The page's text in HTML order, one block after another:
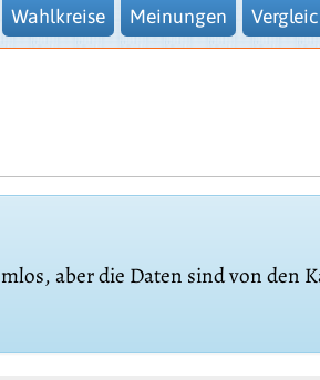
Wahlkreise Meinungen
aber die Daten sind von den